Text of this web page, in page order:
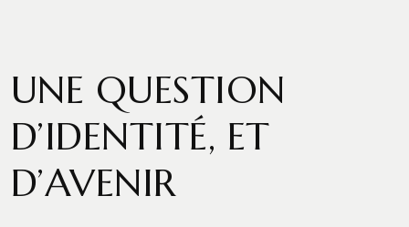
UNE QUESTION
D’IDENTITÉ, ET
D’AVENIR